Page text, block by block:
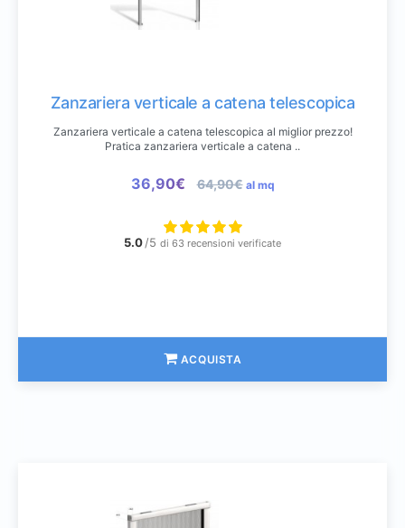
Zanzariera verticale a catena telescopica
Zanzariera verticale a catena telescopica al miglior prezzo!
Pratica zanzariera verticale a catena ..
36,90€ 64,90€ al mq
5.0/5 di 63 recensioni verificate
ACQUISTA